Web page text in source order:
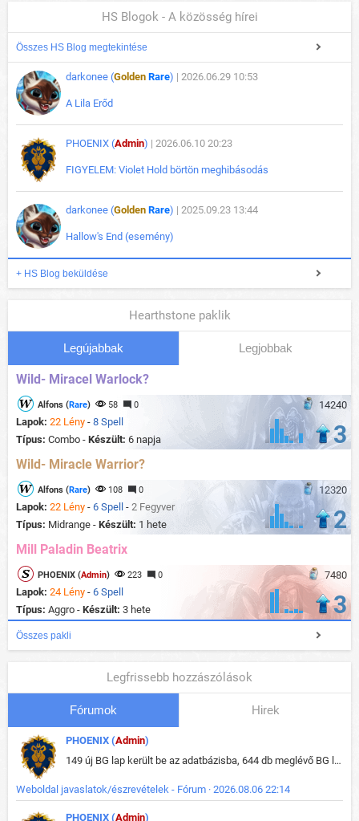
HS Blogok - A közösség hírei
Összes HS Blog megtekintése
darkonee (Golden Rare) | 2026.06.29 10:53
A Lila Erőd
PHOENIX (Admin) | 2026.06.10 20:23
FIGYELEM: Violet Hold börtön meghibásodás
darkonee (Golden Rare) | 2025.09.23 13:44
Hallow's End (esemény)
+ HS Blog beküldése
Hearthstone paklik
Legújabbak Legjobbak
Wild- Miracel Warlock?
14240
Alfons (Rare) 58 0
Lapok: 22 Lény - 8 Spell
Típus: Combo - Készült: 6 napja 3
Wild- Miracle Warrior?
12320
Alfons (Rare) 108 0
Lapok: 22 Lény - 6 Spell - 2 Fegyver
Típus: Midrange - Készült: 1 hete 2
Mill Paladin Beatrix
7480
PHOENIX (Admin) 223 0
Lapok: 24 Lény - 6 Spell
Típus: Aggro - Készült: 3 hete 3
Összes pakli
Legfrissebb hozzászólások
Fórumok Hirek
PHOENIX (Admin)
149 új BG lap került be az adatbázisba, 644 db meglévő BG lap módosult, bekerültek az új képek a megváltozott lapokhoz is.
Weboldal javaslatok/észrevételek - Fórum · 2026.08.06 22:14
PHOENIX (Admin)